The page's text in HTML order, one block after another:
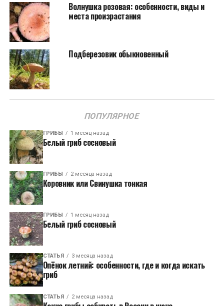
Волнушка розовая: особенности, виды и
места произрастания
Подберезовик обыкновенный
ПОПУЛЯРНОЕ
ГРИБЫ 1 месяц назад
Белый гриб сосновый
ГРИБЫ 2 месяца назад
Коровник или Свинушка тонкая
ГРИБЫ 1 месяц назад
Белый гриб сосновый
СТАТЬЯ 3 месяца назад
Опёнок летний: особенности, где и когда искать
гриб
СТАТЬЯ 2 месяца назад